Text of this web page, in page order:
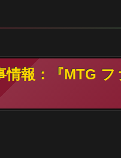
情報：『MTG